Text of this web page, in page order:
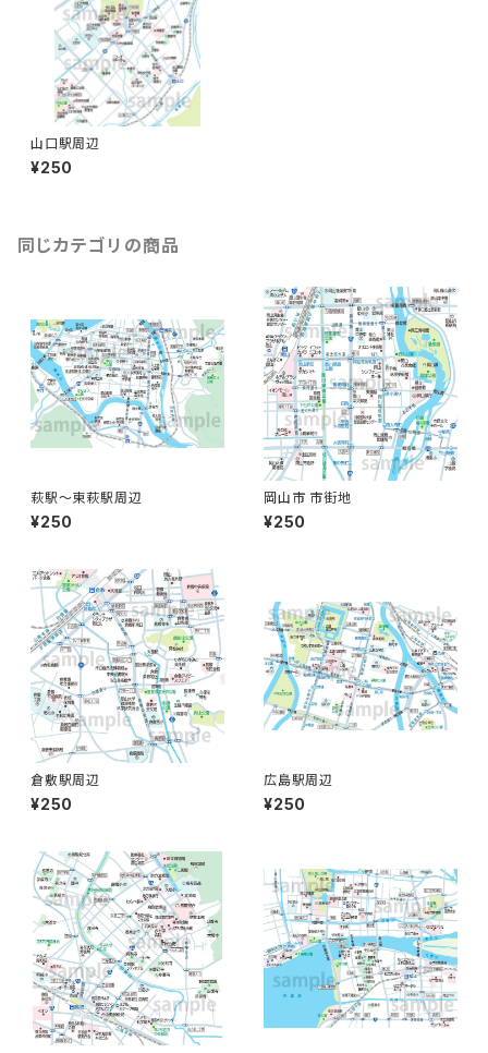
山口駅周辺
¥250
同じカテゴリの商品
萩駅〜東萩駅周辺
¥250
岡山市 市街地
¥250
倉敷駅周辺
¥250
広島駅周辺
¥250